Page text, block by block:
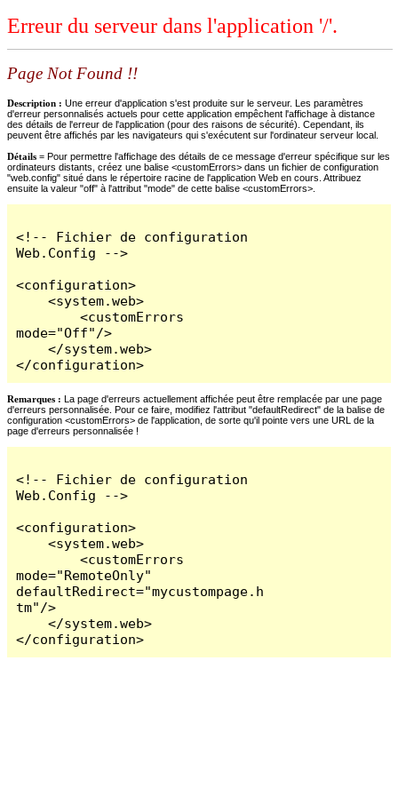
Erreur du serveur dans l'application '/'.
Page Not Found !!
Description : Une erreur d'application s'est produite sur le serveur. Les paramètres
d'erreur personnalisés actuels pour cette application empêchent l'affichage à distance
des détails de l'erreur de l'application (pour des raisons de sécurité). Cependant, ils
peuvent être affichés par les navigateurs qui s'exécutent sur l'ordinateur serveur local.
Détails = Pour permettre l'affichage des détails de ce message d'erreur spécifique sur les
ordinateurs distants, créez une balise <customErrors> dans un fichier de configuration
"web.config" situé dans le répertoire racine de l'application Web en cours. Attribuez
ensuite la valeur "off" à l'attribut "mode" de cette balise <customErrors>.
<!-- Fichier de configuration
Web.Config -->
<configuration>
    <system.web>
        <customErrors
mode="Off"/>
    </system.web>
</configuration>
Remarques : La page d'erreurs actuellement affichée peut être remplacée par une page
d'erreurs personnalisée. Pour ce faire, modifiez l'attribut "defaultRedirect" de la balise de
configuration <customErrors> de l'application, de sorte qu'il pointe vers une URL de la
page d'erreurs personnalisée !
<!-- Fichier de configuration
Web.Config -->
<configuration>
    <system.web>
        <customErrors
mode="RemoteOnly"
defaultRedirect="mycustompage.h
tm"/>
    </system.web>
</configuration>